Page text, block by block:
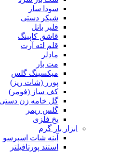
سودا ساز
شیکر دستی
فلیر باتل
قاشق کاپینگ
قلم لته آرت
مادلر
مت بار
میکسینگ گلس
پورر (شات ریز)
کف ساز (فومر)
گل خامه زن دستی
گلس ریمر
یخ فلزی
ابزار بار گرم
آینه شات اسپرسو
استند پورتافیلتر